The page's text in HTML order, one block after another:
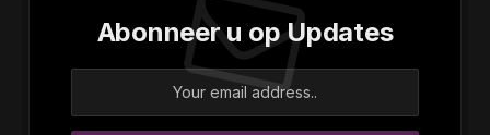
Abonneer u op Updates